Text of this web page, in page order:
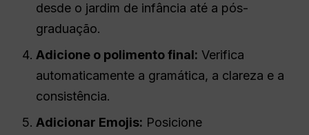
desde o jardim de infância até a pós-
graduação.
Adicione o polimento final: Verifica
automaticamente a gramática, a clareza e a
consistência.
Adicionar Emojis: Posicione